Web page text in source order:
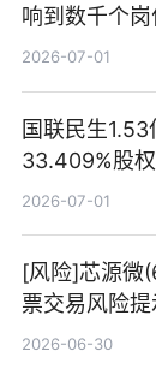
响到数千个
2026-07-01
国联民生
33.409%股权
2026-07-01
[风险]芯源微
票交易风险
2026-06-30